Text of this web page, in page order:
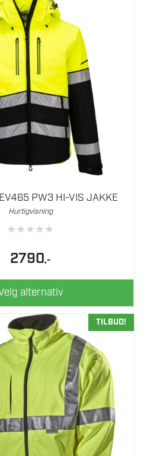
PW3 HI-VIS JAKKE
Hurtigvisning
★★★★★
2790,-
alternativ
TILBUD!